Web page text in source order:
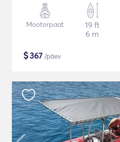
Mootorpaat
19 ft
6 m
$367 /päev